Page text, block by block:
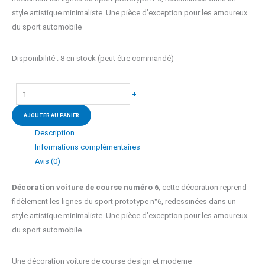
style artistique minimaliste. Une pièce d’exception pour les amoureux
du sport automobile
Disponibilité : 8 en stock (peut être commandé)
-
de
Décoration
voiture
course
6
+
AJOUTER AU PANIER
Description
Informations complémentaires
Avis (0)
Décoration voiture de course numéro 6 , cette décoration reprend
fidèlement les lignes du sport prototype n°6, redessinées dans un
style artistique minimaliste. Une pièce d’exception pour les amoureux
du sport automobile
Une décoration voiture de course design et moderne